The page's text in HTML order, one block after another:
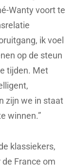
Wanty voort te
ik voel
op de steun
tijden. Met
zijn we in staat
winnen.”
klassiekers,
France om